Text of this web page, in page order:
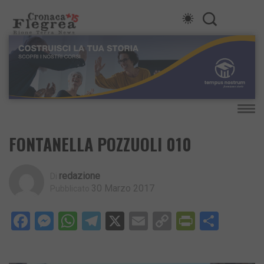
FONTANELLA POZZUOLI 010
Redazione
30 Marzo 2017
Facebook
Messenger
WhatsApp
Telegram
X EmailCopy